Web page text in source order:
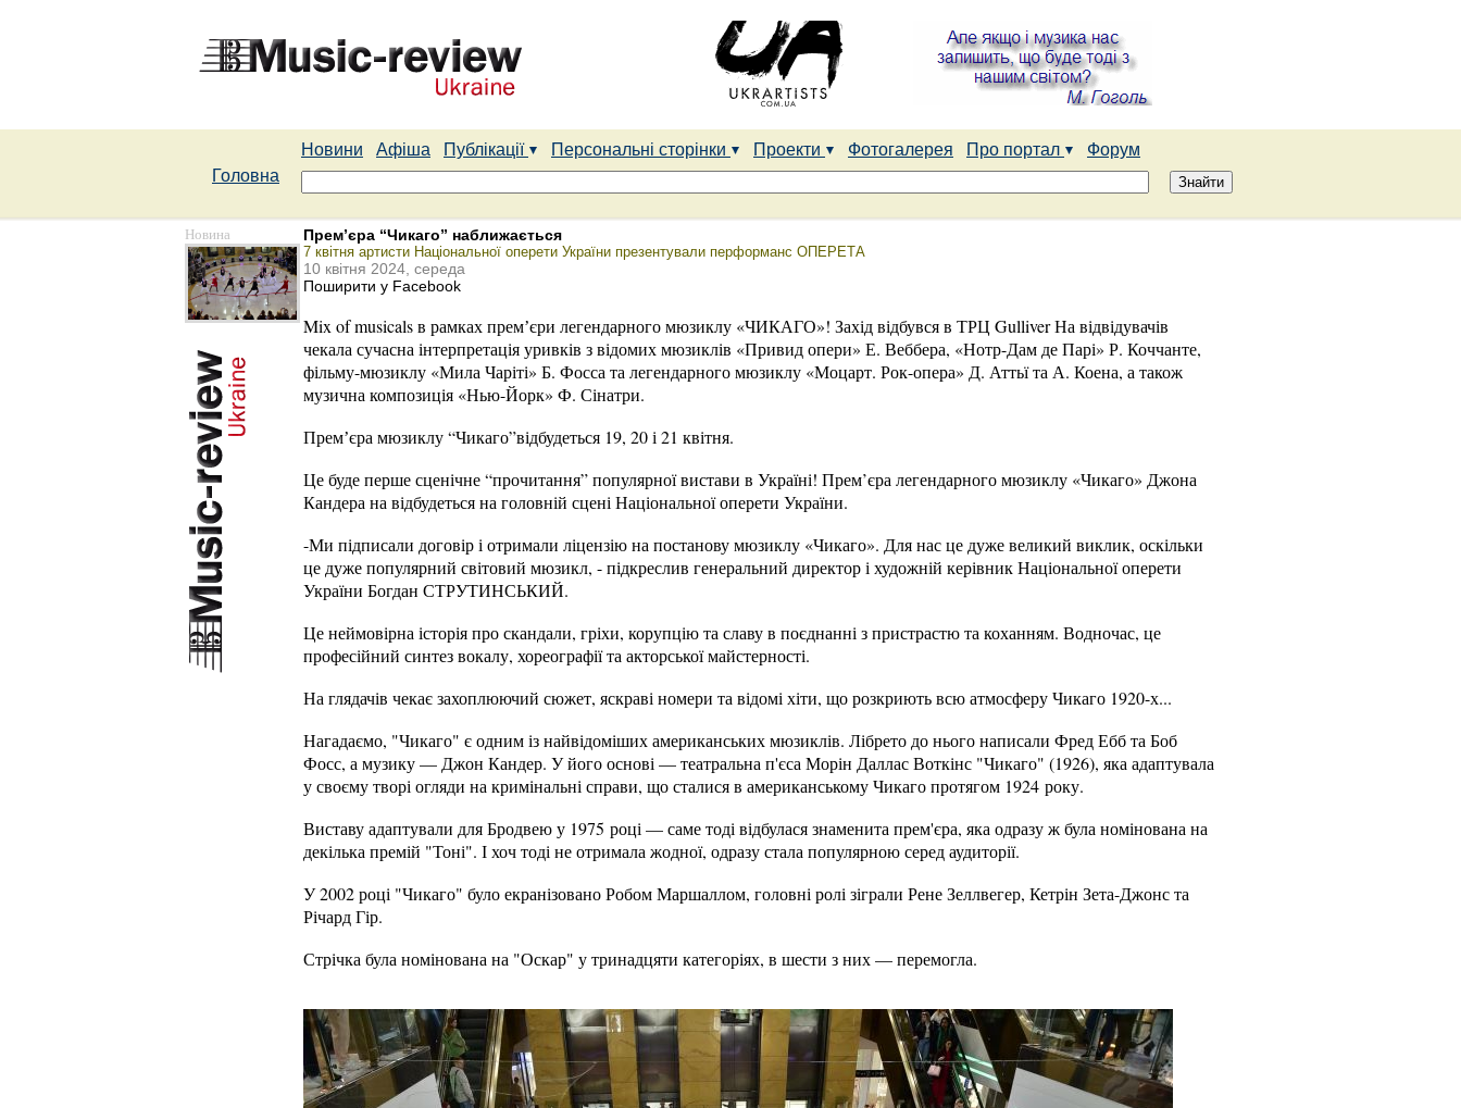
Новини Афіша Публікації Персональні сторінки Проекти Фотогалерея Про портал
Форум
Головна
Новина Прем’єра “Чикаго” наближається
7 квітня артисти Національної оперети України презентували перформанс ОПЕРЕТА
10 квітня 2024, середа
Поширити у Facebook
Mix of musicals в рамках премʼєри легендарного мюзиклу «ЧИКАГО»! Захід відбувся в ТРЦ Gulliver На відвідувачів
чекала сучасна інтерпретація уривків з відомих мюзиклів «Привид опери» Е. Веббера, «Нотр-Дам де Парі» Р. Коччанте,
фільму-мюзиклу «Мила Чаріті» Б. Фосса та легендарного мюзиклу «Моцарт. Рок-опера» Д. Аттьї та А. Коена, а також
музична композиція «Нью-Йорк» Ф. Сінатри.
Премʼєра мюзиклу “Чикаго”відбудеться 19, 20 і 21 квітня.
Це буде перше сценічне “прочитання” популярної вистави в Україні! Прем’єра легендарного мюзиклу «Чикаго» Джона
Кандера на відбудеться на головній сцені Національної оперети України.
-Ми підписали договір і отримали ліцензію на постанову мюзиклу «Чикаго». Для нас це дуже великий виклик, оскільки
це дуже популярний світовий мюзикл, - підкреслив генеральний директор і художній керівник Національної оперети
України Богдан СТРУТИНСЬКИЙ.
Це неймовірна історія про скандали, гріхи, корупцію та славу в поєднанні з пристрастю та коханням. Водночас, це
професійний синтез вокалу, хореографії та акторської майстерності.
На глядачів чекає захоплюючий сюжет, яскраві номери та відомі хіти, що розкриють всю атмосферу Чикаго 1920-х...
Нагадаємо, "Чикаго" є одним із найвідоміших американських мюзиклів. Лібрето до нього написали Фред Ебб та Боб
Фосс, а музику — Джон Кандер. У його основі — театральна п'єса Морін Даллас Воткінс "Чикаго" (1926), яка адаптувала
у своєму творі огляди на кримінальні справи, що сталися в американському Чикаго протягом 1924 року.
Виставу адаптували для Бродвею у 1975 році — саме тоді відбулася знаменита прем'єра, яка одразу ж була номінована на
декілька премій "Тоні". І хоч тоді не отримала жодної, одразу стала популярною серед аудиторії.
У 2002 році "Чикаго" було екранізовано Робом Маршаллом, головні ролі зіграли Рене Зеллвегер, Кетрін Зета-Джонс та
Річард Гір.
Стрічка була номінована на "Оскар" у тринадцяти категоріях, в шести з них — перемогла.